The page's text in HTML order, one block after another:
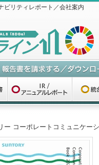
ビリティレポート／会社案内
ー コーポレートコミュニケー